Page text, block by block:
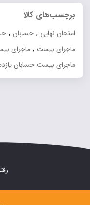
برچسب‌های کالا
امتحان نهایی , حسابان ,
ماجرای بیست , ماجرای
ماجرای بیست حسابان